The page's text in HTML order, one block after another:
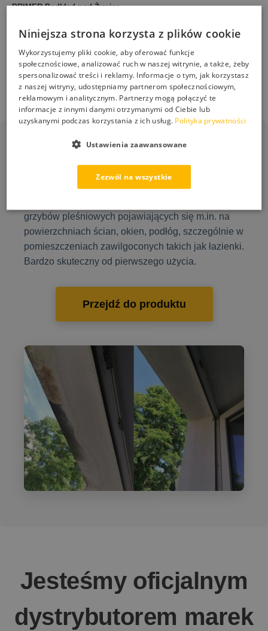
PRIMER Podkład pod Żywicę
ESKIL 5L
Dodaj do koszyka
Stabilizacja Nawierzchni 5L
249,00zł
Dodaj do koszyka
PS-50 Grzyb Stop
grzybów pleśniowych pojawiających się m.in. na
powierzchniach ścian, okien, podłóg, szczególnie w
pomieszczeniach zawilgoconych takich jak łazienki.
Bardzo skuteczny od pierwszego użycia.
Przejdź do produktu
Jesteśmy oficjalnym
dystrybutorem marek
Niniejsza strona korzysta z plików cookie
Wykorzystujemy pliki cookie, aby oferować funkcje
społecznościowe, analizować ruch w naszej witrynie, a także, żeby
spersonalizować treści i reklamy. Informacje o tym, jak korzystasz
z naszej witryny, udostępniamy partnerom społecznościowym,
reklamowym i analitycznym. Partnerzy mogą połączyć te
informacje z innymi danymi otrzymanymi od Ciebie lub
uzyskanymi podczas korzystania z ich usług. Polityka prywatności
Zezwól na wszystkie
Ustawienia zaawansowane